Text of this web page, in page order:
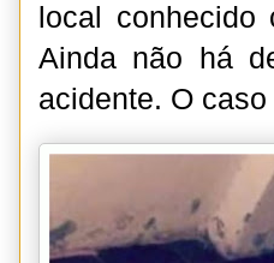
local
Ainda não há
acidente. O